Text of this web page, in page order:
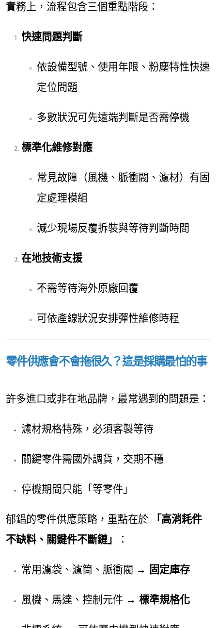
實務上，流程包含三個重點階段：
快速問題判斷
依設備型號、使用年限、粉塵特性快速
定位問題
多數狀況可先遠端判斷是否需停機
標準化維修對應
常見故障（風機、脈衝閥、濾材）有固
定處理模組
減少現場反覆拆裝與等待判斷時間
在地技術支援
不需等待海外原廠回覆
可依產線狀況安排彈性維修時程
零件供應會不會拖很久？這是採購最怕的事
許多進口或非在地品牌，最常遇到的問題是：
濾材規格特殊，必須客製等待
關鍵零件需國外調貨，交期不穩
停機期間只能「等零件」
郁錩的零件供應策略，重點在於
「高消耗件
不缺料、關鍵件不斷鏈」
：
常用濾袋、濾筒、脈衝閥 → 固定庫存
風機、馬達、控制元件 → 標準規格化